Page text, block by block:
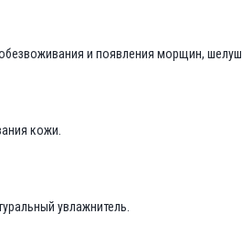
и появления морщин,
кожи.
увлажнитель.